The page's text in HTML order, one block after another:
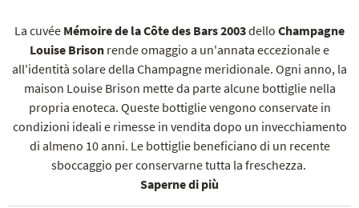
La cuvée Mémoire de la Côte des Bars 2003dello Champagne
Louise Brison rende omaggio a un'annata eccezionale e
all'identità solare della Champagne meridionale. Ogni anno, la
maison Louise Brison mette da parte alcune bottiglie nella
propria enoteca. Queste bottiglie vengono conservate in
condizioni ideali e rimesse in vendita dopo un invecchiamento
di almeno 10 anni. Le bottiglie beneficiano di un recente
sboccaggio per conservarne tutta la freschezza.
Saperne di più